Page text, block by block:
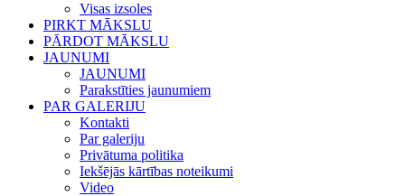
Visas izsoles
PIRKT MĀKSLU
PĀRDOT MĀKSLU
JAUNUMI
JAUNUMI
Parakstīties jaunumiem
PAR GALERIJU
Kontakti
Par galeriju
Privātuma politika
Iekšējās kārtības noteikumi
Video